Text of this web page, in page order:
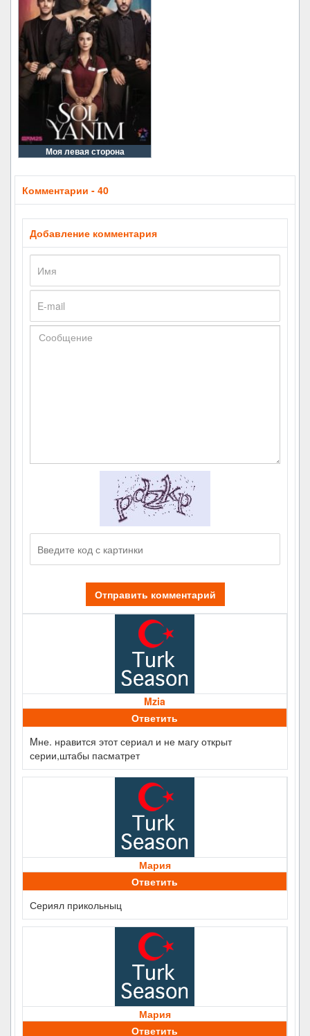
Моя левая сторона
Комментарии - 40
Добавление комментария
Отправить комментарий
Mzia
Ответить
Mне. нравится этот сериал и не магу открыт
серии,штабы пасматрет
Мария
Ответить
Сериял прикольныц
Мария
Ответить